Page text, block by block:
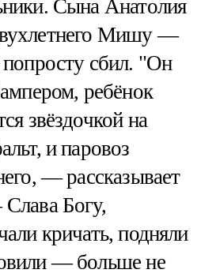
Сына Анатолия
Мишу —
попросту сбил. "Он
ребёнок
звёздочкой на
и паровоз
— рассказывает
Богу,
кричать, подняли
— больше не